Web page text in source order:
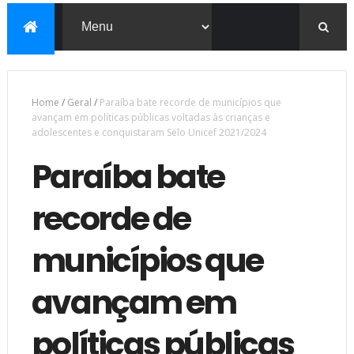
Home / Geral / Paraíba bate recorde de municípios que
avançam em políticas públicas voltadas às crianças e
adolescentes e conquistaram Selo Unicef 2021/2024
Paraíba bate
recorde de
municípios que
avançam em
políticas públicas